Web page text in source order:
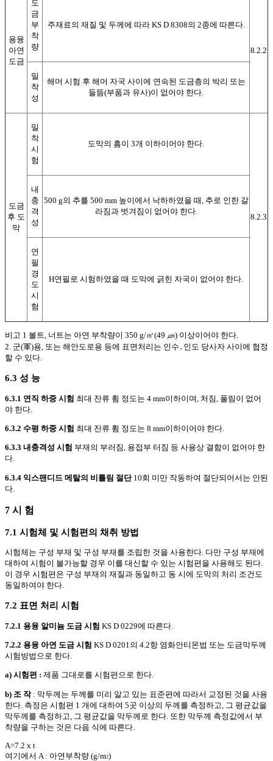
용융
아연
도금
도
금
부
착
량
주재료의 재질 및 두께에 따라 KS D 8308의 2종에 따른다.
8.2.2
밀
착
성
해머 시험 후 해머 자국 사이에 연속된 도금층의 박리 또는
들뜸(부품과 유사)이 없어야 한다.
도금
후 도
막
밀
착
시
험
도막의 흠이 3개 이하이어야 한다.
8.2.3
내
충
격
성
500 g의 추를 500 mm 높이에서 낙하하였을 때, 추로 인한 갈
라짐과 벗겨짐이 없어야 한다.
연
필
경
도
시
험
H연필로 시험하였을 때 도막에 긁힌 자국이 없어야 한다.
비고 1 볼트, 너트는 아연 부착량이 350 g/㎡(49 ㎛) 이상이어야 한다.
2. 군(軍)용, 또는 해안도로용 등에 표면처리는 인수 ․ 인도 당사자 사이에 협정
할 수 있다.
6.3 성 능
6.3.1 연직 하중 시험 최대 잔류 휨 정도는 4 mm이하이며, 처짐, 풀림이 없어
야 한다.
6.3.2 수평 하중 시험 최대 잔류 휨 정도는 8 mm이하이어야 한다.
6.3.3 내충격성 시험 부재의 부러짐, 용접부 터짐 등 사용상 결함이 없어야 한
다.
6.3.4 익스팬디드 메탈의 비틀림 절단 10회 미만 작동하여 절단되어서는 안된
다.
7 시 험
7.1 시험체 및 시험편의 채취 방법
시험체는 구성 부재 및 구성 부재를 조립한 것을 사용한다. 다만 구성 부재에
대하여 시험이 불가능할 경우 이를 대신할 수 있는 시험편을 사용해도 된다.
이 경우 시험편은 구성 부재의 재질과 동일하고 동 시에 도막의 처리 조건도
동일하여야 한다.
7.2 표면 처리 시험
7.2.1 용융 알미늄 도금 시험 KS D 0229에 따른다.
7.2.2 용융 아연 도금 시험 KS D 0201의 4.2항 염화안티몬법 또는 도금막두께
시험방법으로 한다.
a) 시험편 : 제품 그대로를 시험편으로 한다.
b) 조 작 : 막두께는 두께를 미리 알고 있는 표준편에 따라서 교정된 것을 사용
한다. 측정은 시험편 1 개에 대하여 5곳 이상의 두께를 측정하고, 그 평균값을
막두께를 측정하고, 그 평균값을 막두께로 한다. 또한 막두께 측정값에서 부
착량을 구하는 것은 다음 식에 따른다.
A=7.2 x t
여기에서 A : 아연부착량 (g/m2)